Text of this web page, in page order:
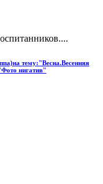
тему:"Весна.Весенняя
нигатив"